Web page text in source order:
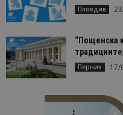
Пловдив
“Пощенска
Перник 17/